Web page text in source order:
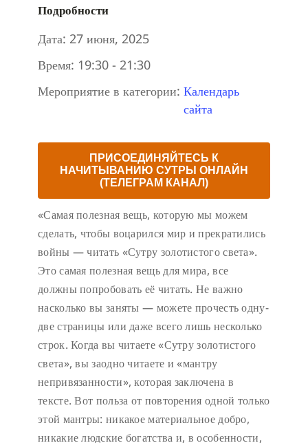
Подробности
Дата: 27 июня, 2025
Время: 19:30 - 21:30
Мероприятие в категории: Календарь
сайта
ПРИСОЕДИНЯЙТЕСЬ К
НАЧИТЫВАНИЮ СУТРЫ ОНЛАЙН
(ТЕЛЕГРАМ КАНАЛ)
«Самая полезная вещь, которую мы можем
сделать, чтобы воцарился мир и прекратились
войны — читать «Сутру золотистого света».
Это самая полезная вещь для мира, все
должны попробовать её читать. Не важно
насколько вы заняты — можете прочесть одну-
две страницы или даже всего лишь несколько
строк. Когда вы читаете «Сутру золотистого
света», вы заодно читаете и «мантру
непривязанности», которая заключена в
тексте. Вот польза от повторения одной только
этой мантры: никакое материальное добро,
никакие людские богатства и, в особенности,